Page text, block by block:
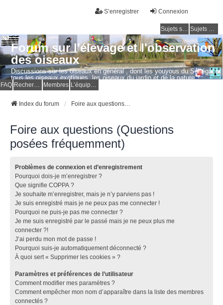
Connexion
S’enregistrer
Sujets sans réponse Sujets actifs
Forum sur l'élevage et l'observation
des oiseaux
Discussions sur les oiseaux en général , dont les youyous du Sénégal et
tous les oiseaux exotiques, les oiseaux du jardin et de la nature.
Questions, photos, expériences.
FAQ Membres
Index du forum
Foire aux questions (Questions
posées fréquemment)
Problèmes de connexion et d’enregistrement
Pourquoi dois-je m’enregistrer ?
Que signifie COPPA ?
Je souhaite m’enregistrer, mais je n’y parviens pas !
Je suis enregistré mais je ne peux pas me connecter !
Pourquoi ne puis-je pas me connecter ?
Je me suis enregistré par le passé mais je ne peux plus me
connecter ?!
J’ai perdu mon mot de passe !
Pourquoi suis-je automatiquement déconnecté ?
À quoi sert « Supprimer les cookies » ?
Paramètres et préférences de l’utilisateur
Comment modifier mes paramètres ?
Comment empêcher mon nom d’apparaître dans la liste des membres
connectés ?